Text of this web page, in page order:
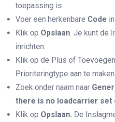
toepassing is.
Voer een herkenbare Code
Klik op Opslaan. Je kunt de
inrichten.
Klik op de Plus of
Prioriteringtype aan te maken.
Zoek onder naam naar
there is no loadcarrier set
Klik op Opslaan. De